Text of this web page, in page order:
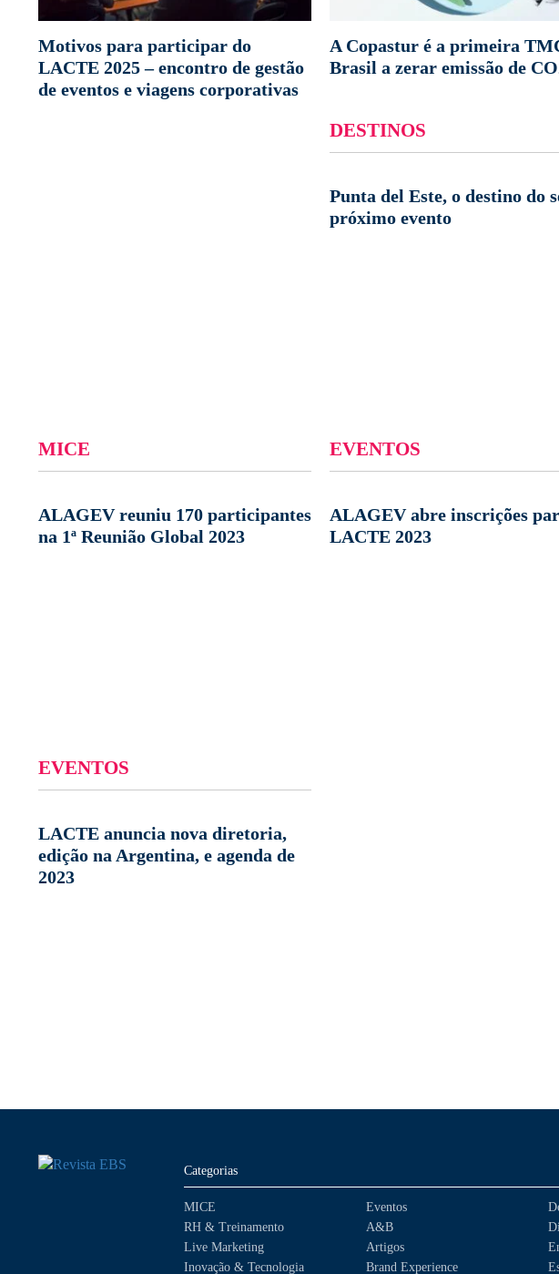
Motivos para participar do
LACTE 2025 – encontro de gestão
de eventos e viagens corporativas
A Copastur é a primeira
Brasil a zerar emissão de
DESTINOS
Punta del Este, o destino do
próximo evento
MICE
ALAGEV reuniu 170 participantes
na 1ª Reunião Global 2023
EVENTOS
ALAGEV abre inscrições
LACTE 2023
EVENTOS
LACTE anuncia nova diretoria,
edição na Argentina, e agenda de
2023
Categorias
MICE
RH & Treinamento
Live Marketing
Inovação & Tecnologia
Eventos
A&B
Artigos
Brand Experience